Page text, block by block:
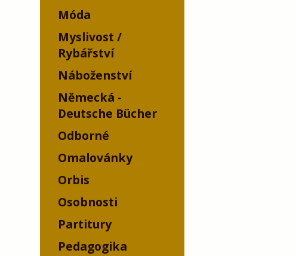
Móda
Myslivost /
Rybářství
Náboženství
Německá -
Deutsche Bücher
Odborné
Omalovánky
Orbis
Osobnosti
Partitury
Pedagogika